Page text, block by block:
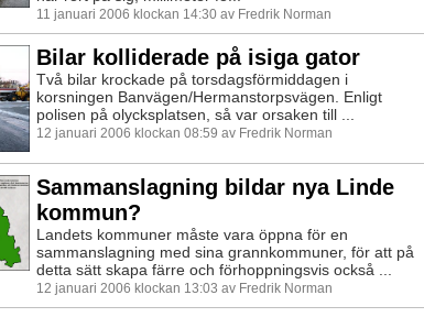
11 januari 2006 klockan 14:30 av Fredrik Norman
Bilar kolliderade på isiga gator
Två bilar krockade på torsdagsförmiddagen i
korsningen Banvägen/Hermanstorpsvägen. Enligt
polisen på olycksplatsen, så var orsaken till ...
12 januari 2006 klockan 08:59 av Fredrik Norman
Sammanslagning bildar nya Linde
kommun?
Landets kommuner måste vara öppna för en
sammanslagning med sina grannkommuner, för att på
detta sätt skapa färre och förhoppningsvis också ...
12 januari 2006 klockan 13:03 av Fredrik Norman